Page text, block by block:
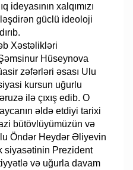
ideyasının xalqımızı
güclü ideoloji
Xəstəlikləri
Hüseynova
zəfərləri əsası Ulu
kursun uğurlu
ilə çıxış edib. O
əldə etdiyi tarixi
bütövlüyümüzün və
Öndər Heydər Əliyevin
siyasətinin Prezident
və uğurla davam